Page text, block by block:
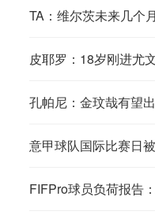
TA：维尔茨未来几个
皮耶罗：18岁刚进尤
孔帕尼：金玟哉有望
意甲球队国际比赛日
FIFPro球员负荷报告